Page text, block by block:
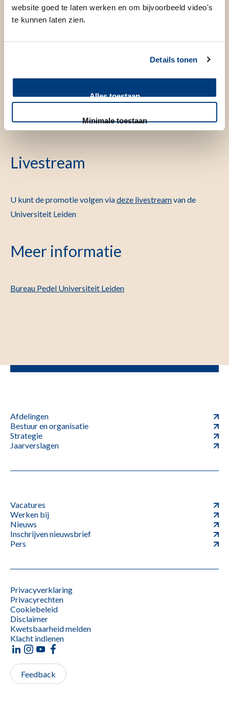
website goed te laten werken en om bijvoorbeeld video's
te kunnen laten zien.
Details tonen
Alles toestaan
Minimale toestaan
Advancements in Brushite cement formulations for bone
repair
Prof.dr. L.F. de Geus-Oei
Prof.dr. Ing. L. van der Weerd
Livestream
U kunt de promotie volgen viadeze livestreamvan de
Universiteit Leiden
Meer informatie
Bureau Pedel Universiteit Leiden
Afdelingen
Bestuur en organisatie
Strategie
Jaarverslagen
Vacatures
Werken bij
Nieuws
Inschrijven nieuwsbrief
Pers
Privacyverklaring
Privacyrechten
Cookiebeleid
Disclaimer
Kwetsbaarheid melden
Klacht indienen
Feedback